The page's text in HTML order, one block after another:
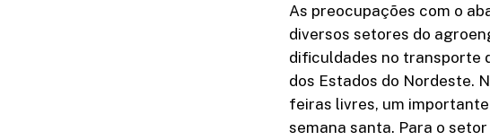
As preocupações com o
diversos setores do
dificuldades no transporte
dos Estados do Nordeste.
feiras livres, um
semana santa. Para o